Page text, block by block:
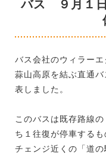
バス ９月１
バス会社のウィラー
蒜山高原を結ぶ直通
表しました。
このバスは既存路線
ち１往復が停車する
チェンジ近くの「道